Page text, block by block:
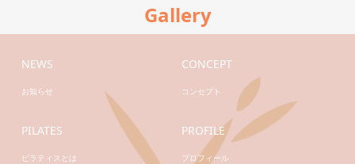
Gallery
NEWS
お知らせ
CONCEPT
コンセプト
PILATES
ピラティスとは
PROFILE
プロフィール